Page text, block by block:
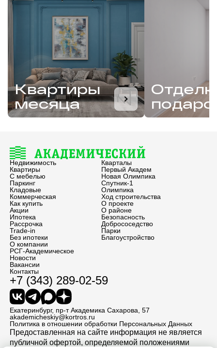
Квартиры
месяца
Недвижимость
Квартиры
С мебелью
Паркинг
Кладовые
Коммерческая
Кварталы
Первый Академ
Новая Олимпика
Спутник-1
Олимпика
Ход строительства
Как купить
Акции
Ипотека
Рассрочка
Trade-in
Без ипотеки
О проекте
О районе
Безопасность
Добрососедство
Парки
Благоустройство
О компании
РСГ-Академическое
Новости
Вакансии
Контакты
+7 (343) 289-02-59
Екатеринбург, пр-т Академика Сахарова, 57
akademicheskiy@kortros.ru
Политика в отношении обработки Персональных Данных
Предоставленная на сайте информация не является
публичной офертой, определяемой положениями